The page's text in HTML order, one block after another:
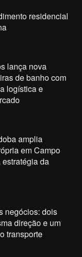
residencial
lança nova
de banho com
logística e
amplia
em Campo
estratégia da
negócios: dois
direção e um
transporte